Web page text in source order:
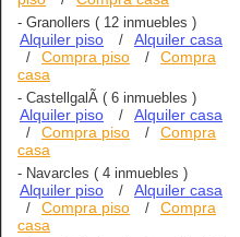
- Granollers ( 12 inmuebles )
Alquiler piso / Alquiler casa
/ Compra piso /
Compra
casa
- CastellgalÃ­ ( 6 inmuebles )
Alquiler piso / Alquiler casa
/ Compra piso /
Compra
casa
- Navarcles ( 4 inmuebles )
Alquiler piso / Alquiler casa
/ Compra piso /
Compra
casa